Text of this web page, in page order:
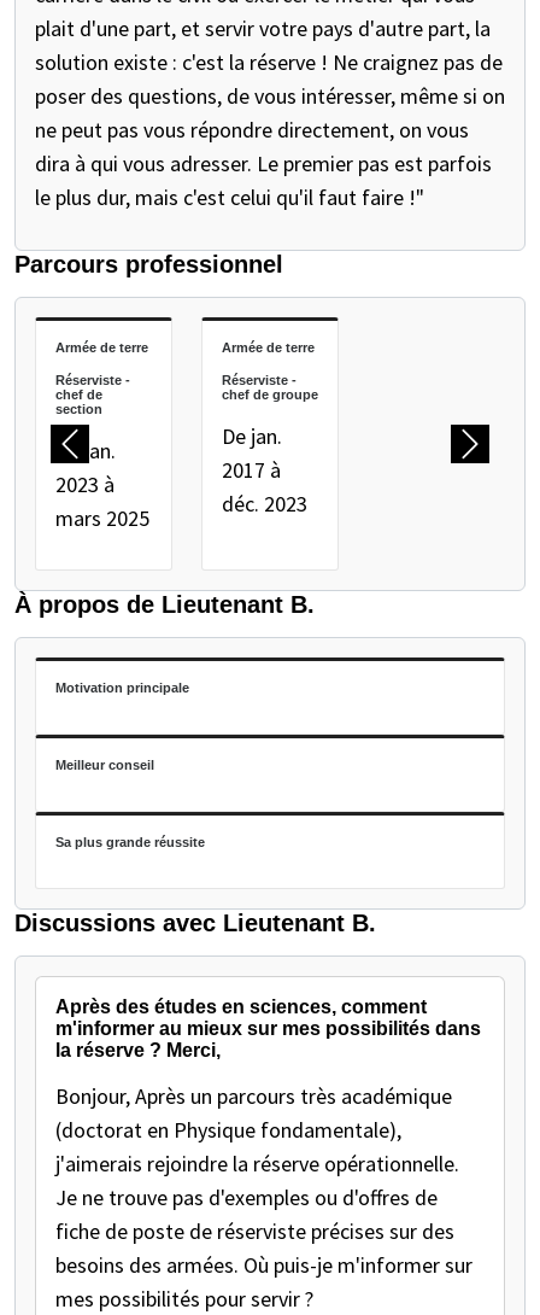
plait d'une part, et servir votre pays d'autre part, la
solution existe : c'est la réserve ! Ne craignez pas de
poser des questions, de vous intéresser, même si on
ne peut pas vous répondre directement, on vous
dira à qui vous adresser. Le premier pas est parfois
le plus dur, mais c'est celui qu'il faut faire !"
Parcours professionnel
METTEZ EN PAUSE LE CARROUSEL SUIVANT
Armée de terre
Réserviste -
chef de
section
De jan.
2023 à
mars 2025
Armée de terre
Réserviste -
chef de groupe
De jan.
2017 à
déc. 2023
Précédent Suivant
À propos de Lieutenant B.
Motivation principale
Meilleur conseil
Sa plus grande réussite
Discussions avec Lieutenant B.
Après des études en sciences, comment
m'informer au mieux sur mes possibilités dans
la réserve ? Merci,
Bonjour, Après un parcours très académique
(doctorat en Physique fondamentale),
j'aimerais rejoindre la réserve opérationnelle.
Je ne trouve pas d'exemples ou d'offres de
fiche de poste de réserviste précises sur des
besoins des armées. Où puis-je m'informer sur
mes possibilités pour servir ?